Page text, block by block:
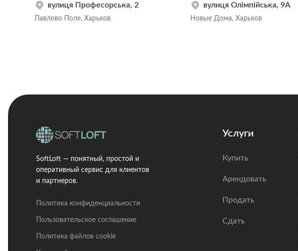
вулиця Професорська, 2
Павлово Поле, Харьков
вулиця Олімпійська, 9А
Новые Дома, Харьков
SoftLoft — понятный, простой и
оперативный сервис для клиентов
и партнеров.
Политика конфиденциальности
Пользовательское соглашение
Политика файлов cookie
Услуги
Купить
Арендовать
Продать
Сдать